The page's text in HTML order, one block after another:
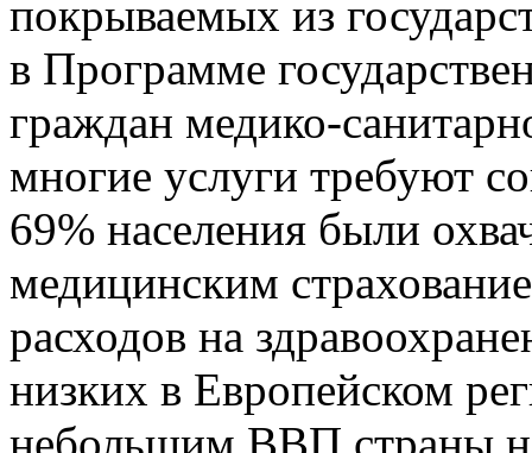
покрываемых из
в Программе
граждан медико-
многие услуги требуют
69% населения были
медицинским
расходов на
низких в Европейском